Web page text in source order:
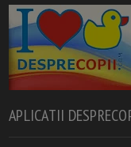
APLICATII